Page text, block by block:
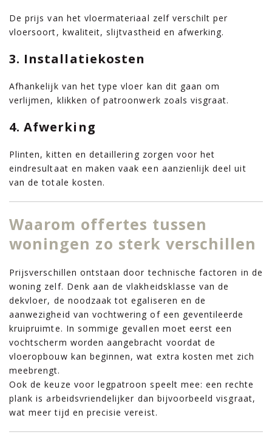
De prijs van het vloermateriaal zelf verschilt per
vloersoort, kwaliteit, slijtvastheid en afwerking.
3. Installatiekosten
Afhankelijk van het type vloer kan dit gaan om
verlijmen, klikken of patroonwerk zoals visgraat.
4. Afwerking
Plinten, kitten en detaillering zorgen voor het
eindresultaat en maken vaak een aanzienlijk deel uit
van de totale kosten.
Waarom offertes tussen
woningen zo sterk verschillen
Prijsverschillen ontstaan door technische factoren in de
woning zelf. Denk aan de vlakheidsklasse van de
dekvloer, de noodzaak tot egaliseren en de
aanwezigheid van vochtwering of een geventileerde
kruipruimte. In sommige gevallen moet eerst een
vochtscherm worden aangebracht voordat de
vloeropbouw kan beginnen, wat extra kosten met zich
meebrengt.
Ook de keuze voor legpatroon speelt mee: een rechte
plank is arbeidsvriendelijker dan bijvoorbeeld visgraat,
wat meer tijd en precisie vereist.